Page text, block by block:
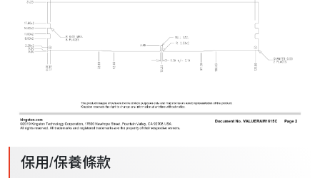
保用/保養條款